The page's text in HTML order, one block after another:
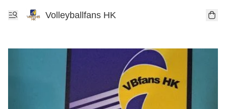
Volleyballfans HK